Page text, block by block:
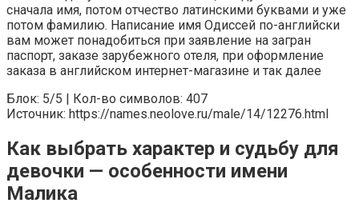
сначала имя, потом отчество латинскими буквами и уже
потом фамилию. Написание имя Одиссей по-английски
вам может понадобиться при заявление на загран
паспорт, заказе зарубежного отеля, при оформление
заказа в английском интернет-магазине и так далее
Блок: 5/5 | Кол-во символов: 407
Источник: https://names.neolove.ru/male/14/12276.html
Как выбрать характер и судьбу для
девочки — особенности имени
Малика